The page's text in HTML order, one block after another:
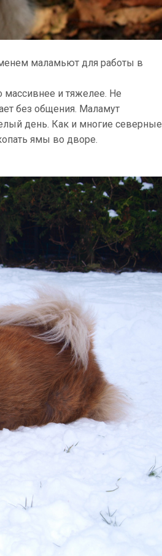
маламьют для работы в
массивнее и тяжелее. Не
без общения. Маламут
день. Как и многие северные
ямы во дворе.